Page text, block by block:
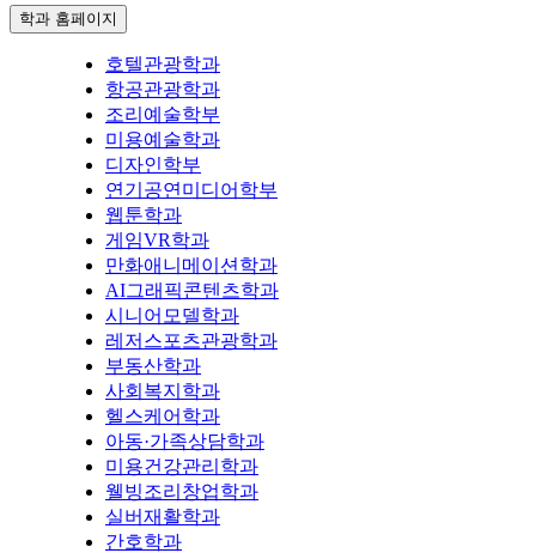
학과 홈페이지
호텔관광학과
항공관광학과
조리예술학부
미용예술학과
디자인학부
연기공연미디어학부
웹툰학과
게임VR학과
만화애니메이션학과
AI그래픽콘텐츠학과
시니어모델학과
레저스포츠관광학과
부동산학과
사회복지학과
헬스케어학과
아동·가족상담학과
미용건강관리학과
웰빙조리창업학과
실버재활학과
간호학과